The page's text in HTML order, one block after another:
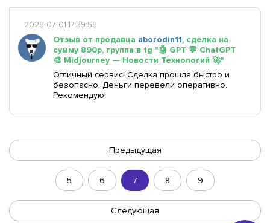
2026-07-01 17:39:56
Отзыв от продавца aborodin11, сделка на
сумму 890р, группа в tg "🤖 GPT 💬 ChatGPT
🎨 Midjourney — Новости Технологий 🚀"
Отличный сервис! Сделка прошла быстро и
безопасно. Деньги перевели оперативно.
Рекомендую!
Предыдущая
5 6 7 8 9
Следующая